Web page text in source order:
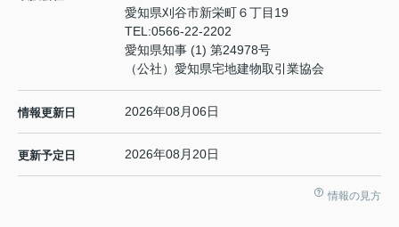
愛知県刈谷市新栄町６丁目19
TEL:0566-22-2202
愛知県知事 (1) 第24978号
（公社）愛知県宅地建物取引業協会
情報更新日 2026年08月06日
更新予定日 2026年08月20日
情報の見方